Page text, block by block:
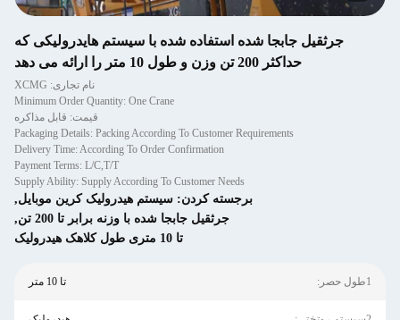
جرثقیل جابجا شده استفاده شده با سیستم هایدرولیکی که
حداکثر 200 تن وزن و طول 10 متر را ارائه می دهد
نام تجاری: XCMG
Minimum Order Quantity: One Crane
قیمت: قابل مذاکره
Packaging Details: Packing According To Customer Requirements
Delivery Time: According To Order Confirmation
Payment Terms: L/C,T/T
Supply Ability: Supply According To Customer Needs
برجسته کردن: سیستم هیدرولیک کرین موبایل,
جرثقیل جابجا شده با وزنه برابر تا 200 تن
,
تا 10 متری طول کلاهک هیدرولیک
1طول حصر: تا 10 متر